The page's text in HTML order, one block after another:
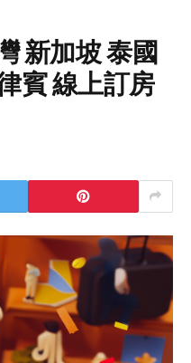
新加坡 泰國
賓 線上訂房